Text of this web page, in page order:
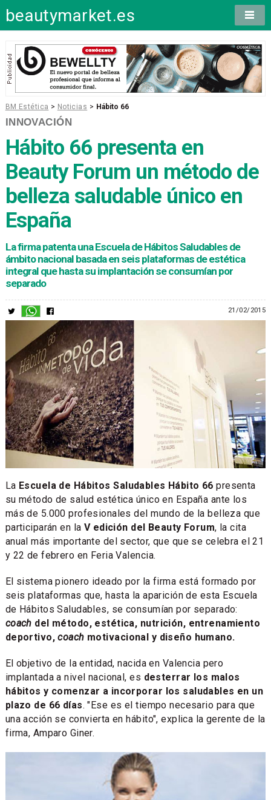
beautymarket.es
BM Estética > Noticias > Hábito 66
INNOVACIÓN
Hábito 66presenta en
Beauty Forum un método de
belleza saludable único en
España
La firma patenta una Escuela de Hábitos Saludables de
ámbito nacional basada en seis plataformas de estética
integral que hasta su implantación se consumían por
separado
21/02/2015
La Escuela de Hábitos Saludables Hábito 66 presenta
su método de salud estética único en España ante los
más de 5.000 profesionales del mundo de la belleza que
participarán en la V edición del Beauty Forum, la cita
anual más importante del sector, que que se celebra el 21
y 22 de febrero en Feria Valencia.
El sistema pionero ideado por la firma está formado por
seis plataformas que, hasta la aparición de esta Escuela
de Hábitos Saludables, se consumían por separado:
coach del método, estética, nutrición, entrenamiento
deportivo,coach motivacional y diseño humano.
El objetivo de la entidad, nacida en Valencia pero
implantada a nivel nacional, es desterrar los malos
hábitos y comenzar a incorporar los saludables en un
plazo de 66 días. "Ese es el tiempo necesario para que
una acción se convierta en hábito", explica la gerente de la
firma, Amparo Giner.